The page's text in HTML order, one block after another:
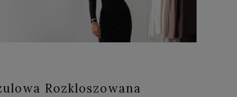
Rozkloszowana